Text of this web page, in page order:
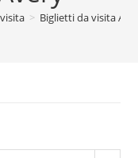
> Biglietti da visita